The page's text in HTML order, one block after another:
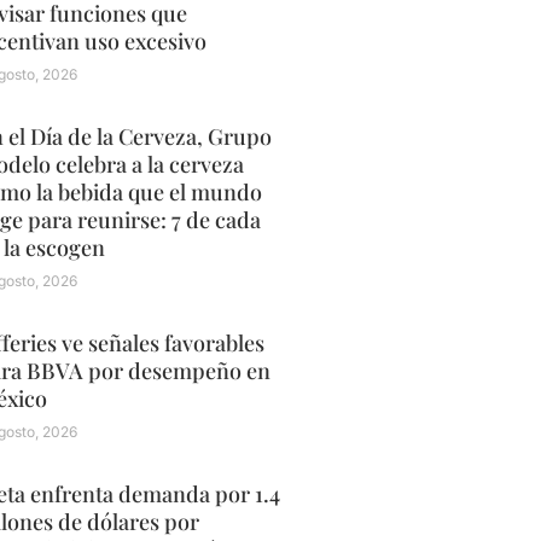
funciones que
uso excesivo
2026
el Día de la Cerveza, Grupo
celebra a la cerveza
la bebida que el mundo
para reunirse: 7 de cada
escogen
2026
ve señales favorables
BBVA por desempeño en
2026
enfrenta demanda por 1.4
de dólares por